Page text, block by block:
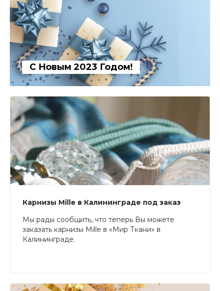
С Новым 2023 Годом!
Карнизы Mille в Калининграде под заказ
Мы рады сообщить, что теперь Вы можете
заказать карнизы Mille в «Мир Ткани» в
Калининграде.